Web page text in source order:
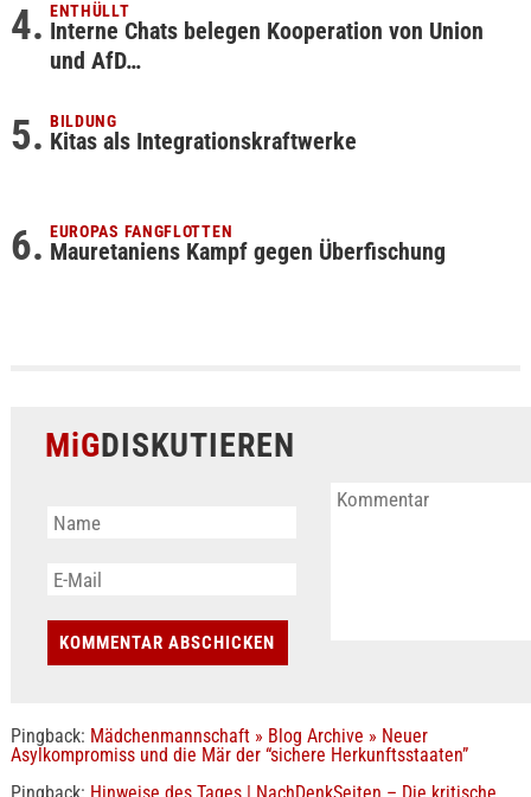
ENTHÜLLT
Interne Chats belegen Kooperation von Union
und AfD…
BILDUNG
Kitas als Integrationskraftwerke
EUROPAS FANGFLOTTEN
Mauretaniens Kampf gegen Überfischung
MiGDISKUTIEREN
Pingback: Mädchenmannschaft » Blog Archive » Neuer
Asylkompromiss und die Mär der “sichere Herkunftsstaaten”